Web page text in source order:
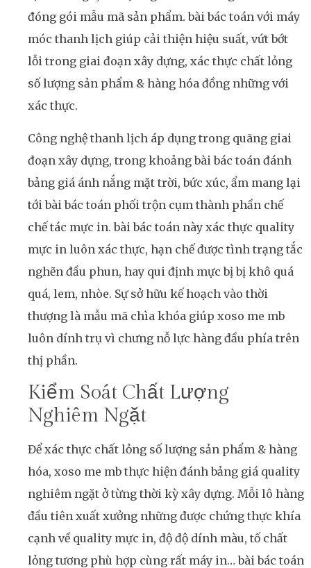
đóng gói mẫu mã sản phẩm. bài bác toán với máy
móc thanh lịch giúp cải thiện hiệu suất, vứt bớt
lỗi trong giai đoạn xây dựng, xác thực chất lỏng
số lượng sản phẩm & hàng hóa đồng những với
xác thực.
Công nghệ thanh lịch áp dụng trong quãng giai
đoạn xây dựng, trong khoảng bài bác toán đánh
bảng giá ánh nắng mặt trời, bức xúc, ẩm mang lại
tới bài bác toán phối trộn cụm thành phần chế
chế tác mực in. bài bác toán này xác thực quality
mực in luôn xác thực, hạn chế được tình trạng tắc
nghẽn đầu phun, hay qui định mực bị bị khô quá
quá, lem, nhòe. Sự sở hữu kế hoạch vào thời
thượng là mẫu mã chìa khóa giúp xoso me mb
luôn dính trụ vì chưng nỗ lực hàng đầu phía trên
thị phần.
Kiểm Soát Chất Lượng
Nghiêm Ngặt
Để xác thực chất lỏng số lượng sản phẩm & hàng
hóa, xoso me mb thực hiện đánh bảng giá quality
nghiêm ngặt ở từng thời kỳ xây dựng. Mỗi lô hàng
đầu tiên xuất xưởng những được chứng thực khía
cạnh về quality mực in, độ độ dính màu, tố chất
lỏng tương phù hợp cùng rất máy in… bài bác toán